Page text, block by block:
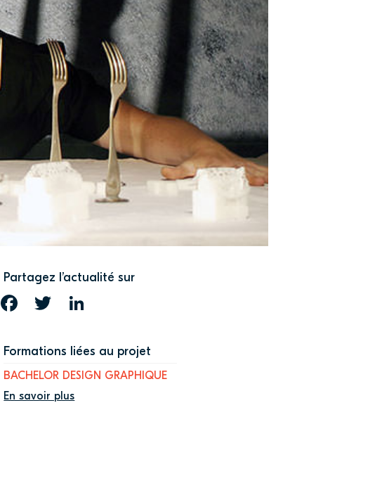
Partagez l’actualité sur
FACEBOOKTWITTER
Formations liées au projet
BACHELOR DESIGN GRAPHIQUE
En savoir plus